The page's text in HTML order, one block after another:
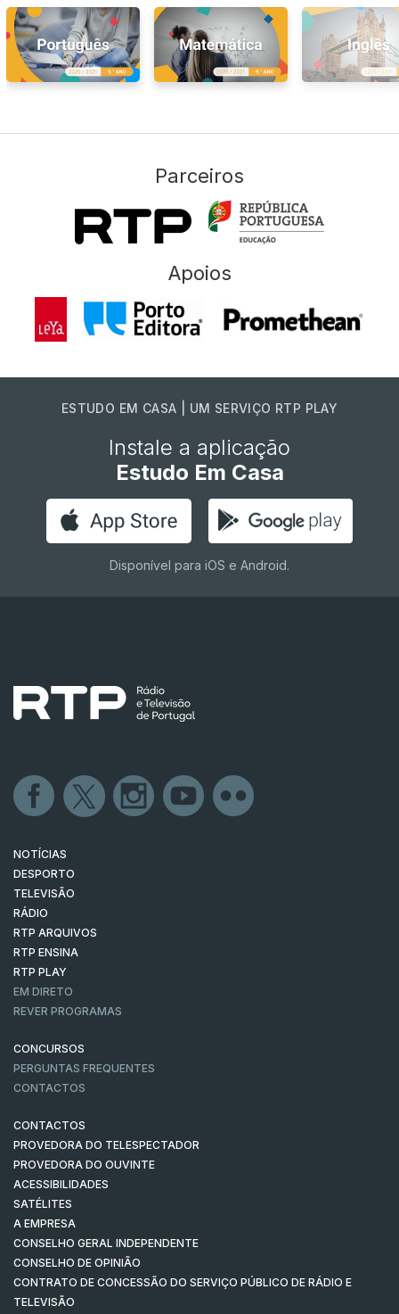
Parceiros
Apoios
ESTUDO EM CASA | UM SERVIÇO RTP PLAY
Instale a aplicação
Estudo Em Casa
Disponível para iOS e Android.
NOTÍCIAS
DESPORTO
TELEVISÃO
RÁDIO
RTP ARQUIVOS
RTP ENSINA
RTP PLAY
EM DIRETO
REVER PROGRAMAS
CONCURSOS
PERGUNTAS FREQUENTES
CONTACTOS
CONTACTOS
PROVEDORA DO TELESPECTADOR
PROVEDORA DO OUVINTE
ACESSIBILIDADES
SATÉLITES
A EMPRESA
CONSELHO GERAL INDEPENDENTE
CONSELHO DE OPINIÃO
CONTRATO DE CONCESSÃO DO SERVIÇO PÚBLICO DE RÁDIO E
TELEVISÃO